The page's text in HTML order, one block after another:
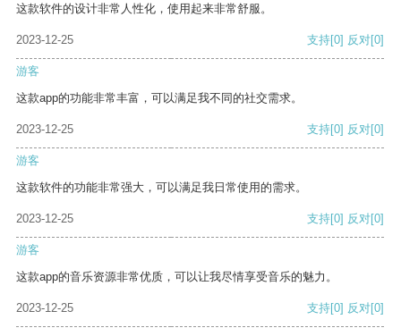
这款软件的设计非常人性化，使用起来非常舒服。
2023-12-25 支持[0] 反对[0]
游客
这款app的功能非常丰富，可以满足我不同的社交需求。
2023-12-25 支持[0] 反对[0]
游客
这款软件的功能非常强大，可以满足我日常使用的需求。
2023-12-25 支持[0] 反对[0]
游客
这款app的音乐资源非常优质，可以让我尽情享受音乐的魅力。
2023-12-25 支持[0] 反对[0]